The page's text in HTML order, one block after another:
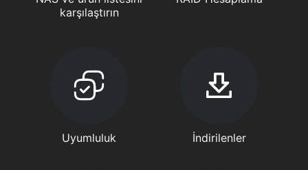
karşılaştırın
Uyumluluk İndirilenler